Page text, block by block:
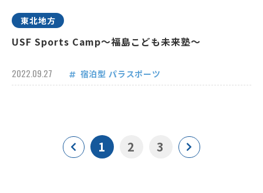
東北地方
USF Sports Camp～福島こども未来塾～
2022.09.27 宿泊型 パラスポーツ
1 2 3